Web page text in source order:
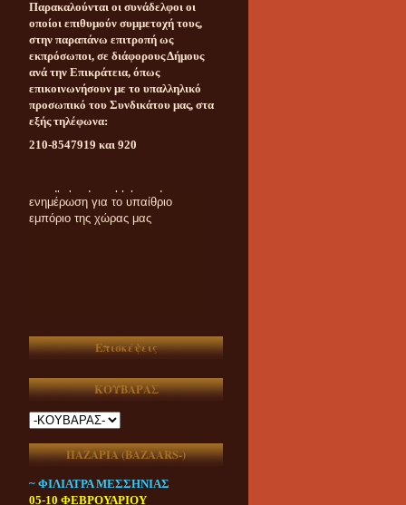
Παρακαλούνται οι συνάδελφοι οι
οποίοι επιθυμούν συμμετοχή τους,
στην παραπάνω επιτροπή ως
εκπρόσωποι, σε διάφορους Δήμους
ανά την Επικράτεια, όπως
επικοινωνήσουν με το υπαλληλικό
προσωπικό του Συνδικάτου μας, στα
εξής τηλέφωνα:
210-8547919 και 920
εμπόριο της χώρας μας
Επισκέψεις
ΚΟΥΒΑΡΑΣ
ΠΑΖΑΡΙΑ (ΒAZAARS-)
~ ΦΙΛΙΑΤΡΑ ΜΕΣΣΗΝΙΑΣ
05-10 ΦΕΒΡΟΥΑΡΙΟΥ